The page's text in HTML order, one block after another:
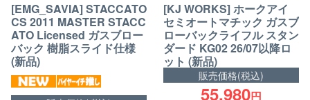
[EMG_SAVIA] STACCATO
CS 2011 MASTER STACC
ATO Licensed ガスブロー
バック 樹脂スライド仕様
(新品)
[KJ WORKS] ホークアイ
セミオートマチック ガスブ
ローバックライフル スタン
ダード KG02 26/07以降ロ
ット (新品)
販売価格(税込)
55,980円